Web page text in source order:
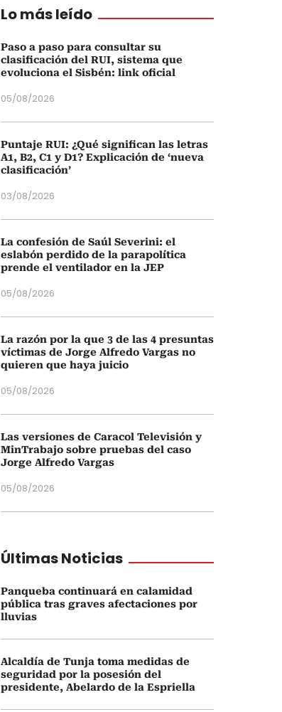
Lo más leído
Paso a paso para consultar su
clasificación del RUI, sistema que
evoluciona el Sisbén: link oficial
05/08/2026
Puntaje RUI: ¿Qué significan las letras
A1, B2, C1 y D1? Explicación de ‘nueva
clasificación’
03/08/2026
La confesión de Saúl Severini: el
eslabón perdido de la parapolítica
prende el ventilador en la JEP
05/08/2026
La razón por la que 3 de las 4 presuntas
víctimas de Jorge Alfredo Vargas no
quieren que haya juicio
05/08/2026
Las versiones de Caracol Televisión y
MinTrabajo sobre pruebas del caso
Jorge Alfredo Vargas
05/08/2026
Últimas Noticias
Panqueba continuará en calamidad
pública tras graves afectaciones por
lluvias
Alcaldía de Tunja toma medidas de
seguridad por la posesión del
presidente, Abelardo de la Espriella